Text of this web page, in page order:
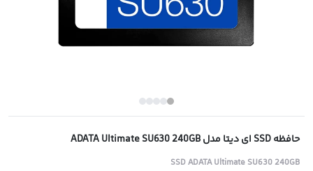
حافظه SSD ای دیتا مدل ADATA Ultimate SU630 240GB
SSD ADATA Ultimate SU630 240GB